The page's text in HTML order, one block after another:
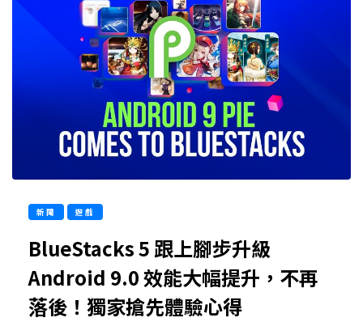
新聞 遊戲
BlueStacks 5 跟上腳步升級
Android 9.0 效能大幅提升，不再
落後！獨家搶先體驗心得